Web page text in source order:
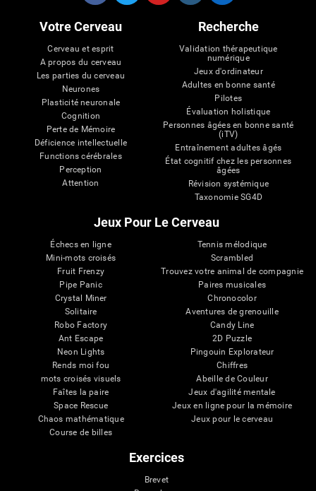
Votre Cerveau
Cerveau et esprit
A propos du cerveau
Les parties du cerveau
Neurones
Plasticité neuronale
Cognition
Perte de Mémoire
Déficience intellectuelle
Functions cérébrales
Perception
Attention
Recherche
Validation thérapeutique
numérique
Jeux d'ordinateur
Adultes en bonne santé
Pilotes
Évaluation holistique
Personnes âgées en bonne santé
(iTV)
Entraînement adultes âgés
État cognitif chez les personnes
âgées
Révision systémique
Taxonomie SG4D
Jeux Pour Le Cerveau
Échecs en ligne
Mini-mots croisés
Fruit Frenzy
Pipe Panic
Crystal Miner
Solitaire
Robo Factory
Ant Escape
Neon Lights
Rends moi fou
mots croisés visuels
Faîtes la paire
Space Rescue
Chaos mathématique
Course de billes
Tennis mélodique
Scrambled
Trouvez votre animal de compagnie
Paires musicales
Chronocolor
Aventures de grenouille
Candy Line
2D Puzzle
Pingouin Explorateur
Chiffres
Abeille de Couleur
Jeux d'agilité mentale
Jeux en ligne pour la mémoire
Jeux pour le cerveau
Exercices
Brevet